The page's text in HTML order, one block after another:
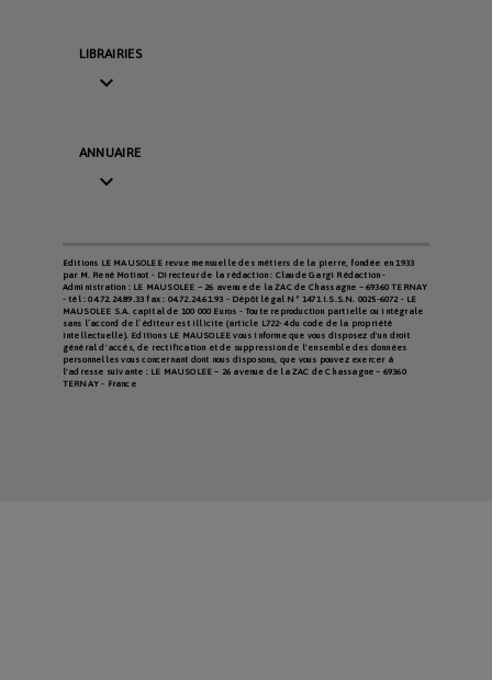
LIBRAIRIES

ANNUAIRE

Editions LE MAUSOLEE revue mensuelle des métiers de la pierre, fondée en 1933
par M. René Motinot - Directeur de la rédaction : Claude Gargi Rédaction -
Administration : LE MAUSOLEE – 26 avenue de la ZAC de Chassagne – 69360 TERNAY
- tél : 04.72.24.89.33 fax : 04.72.24.61.93 - Dépôt légal N° 1471 I.S.S.N. 0025-6072 - LE
MAUSOLEE S.A. capital de 100 000 Euros - Toute reproduction partielle ou intégrale
sans l’accord de l’éditeur est illicite (article L722-4 du code de la propriété
intellectuelle). Editions LE MAUSOLEE vous informe que vous disposez d'un droit
général d'accès, de rectification et de suppression de l'ensemble des données
personnelles vous concernant dont nous disposons, que vous pouvez exercer à
l'adresse suivante : LE MAUSOLEE – 26 avenue de la ZAC de Chassagne – 69360
TERNAY - France